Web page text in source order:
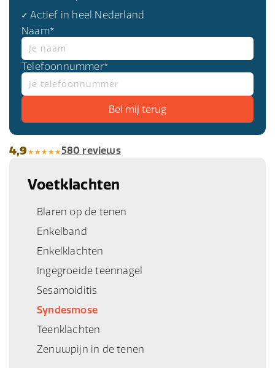
✓ Actief in heel Nederland
Naam*
Telefoonnummer*
4,9 580 reviews
Voetklachten
Blaren op de tenen
Enkelband
Enkelklachten
Ingegroeide teennagel
Sesamoiditis
Syndesmose
Teenklachten
Zenuwpijn in de tenen